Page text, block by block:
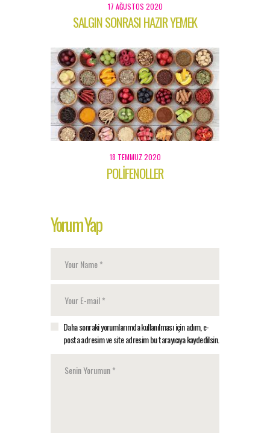
17 AĞUSTOS 2020
SALGIN SONRASI HAZIR YEMEK
18 TEMMUZ 2020
POLİFENOLLER
Yorum Yap
Daha sonraki yorumlarımda kullanılması için adım, e-
posta adresim ve site adresim bu tarayıcıya kaydedilsin.